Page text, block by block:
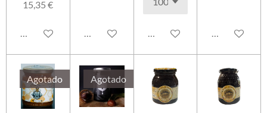
15,35 €
Añadir al carrito Avisarme cuando esté disponible
Añadir al carrito Añadir al
Agotado Agotado